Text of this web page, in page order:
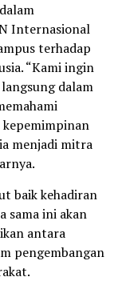
Internasional
terhadap
“Kami ingin
dalam
kepemimpinan
menjadi mitra
baik kehadiran
sama ini akan
antara
pengembangan